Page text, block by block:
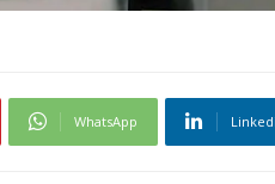
WhatsApp